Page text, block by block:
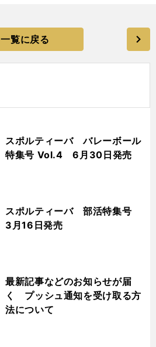
一覧に戻る
スポルティーバ バレーボール
特集号 Vol.4 6月30日発売
スポルティーバ 部活特集号
3月16日発売
最新記事などのお知らせが届
く プッシュ通知を受け取る方
法について